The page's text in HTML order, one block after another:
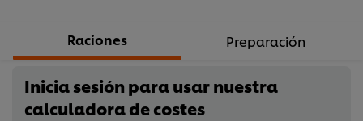
Raciones Preparación
Inicia sesión para usar nuestra
calculadora de costes